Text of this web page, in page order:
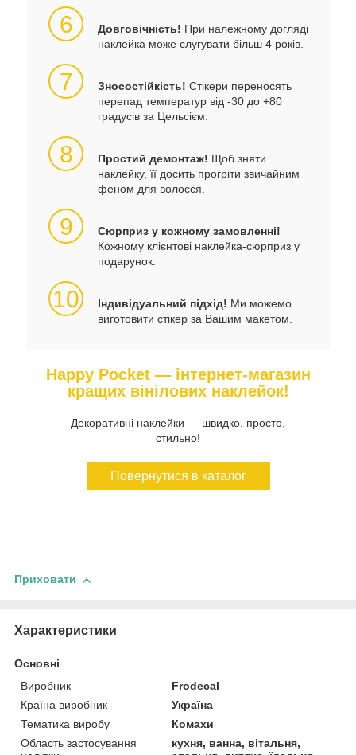
6 Довговічність! При належному догляді
наклейка може слугувати більш 4 років.
7 Зносостійкість! Стікери переносять
перепад температур від -30 до +80
градусів за Цельсієм.
8 Простий демонтаж! Щоб зняти
наклейку, її досить прогріти звичайним
феном для волосся.
9
Сюрприз у кожному замовленні!
Кожному клієнтові наклейка-сюрприз у
подарунок.
10 Індивідуальний підхід! Ми можемо
виготовити стікер за Вашим макетом.
Happy Pocket — інтернет-магазин
кращих вінілових наклейок!
Декоративні наклейки — швидко, просто,
стильно!
Повернутися в каталог
Приховати
Характеристики
Основні
Виробник
Frodecal
Країна виробник
Україна
Тематика виробу
Комахи
Область застосування
кухня, ванна, вітальня,